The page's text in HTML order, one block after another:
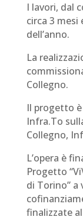
I lavori, dal
circa 3
dell’anno.
La
Collegno.
Il progetto
Infra.To
Collegno,
L’opera è
Progetto
di Torino” a
finalizzate